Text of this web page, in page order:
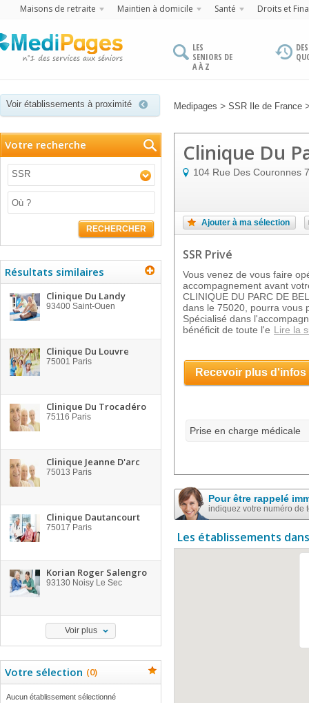
Maisons de retraite Maintien à domicile Santé Droits et
LES
SENIORS DE
A À Z
Voir établissements à proximité Medipages > SSR Ile de France
Votre recherche
SSR
RECHERCHER
Résultats similaires
Clinique Du Landy
93400 Saint-Ouen
Clinique Du Louvre
75001 Paris
Clinique Du Trocadéro
75116 Paris
Clinique Jeanne D'arc
75013 Paris
Clinique Dautancourt
75017 Paris
Korian Roger Salengro
93130 Noisy Le Sec
Voir plus
Votre sélection (0)
Aucun établissement sélectionné
Clinique Du
104 Rue Des Couronnes
Ajouter à ma sélection
SSR Privé
Vous venez de vous faire
accompagnement avant
CLINIQUE DU PARC DE
dans le 75020, pourra vous
Spécialisé dans
bénéficit de toute l'e Lire la
Recevoir plus d'infos
Prise en charge médicale
Pour être rappelé
indiquez votre numéro de
Les établissements